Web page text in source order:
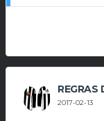
REGRAS
2017-02-13